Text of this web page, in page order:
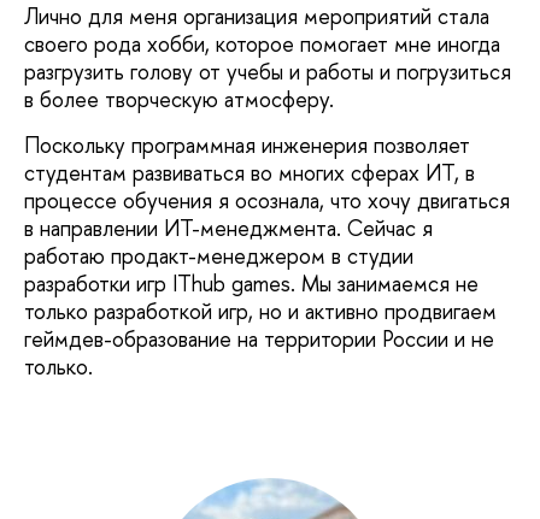
Лично для меня организация мероприятий стала
своего рода хобби, которое помогает мне иногда
разгрузить голову от учебы и работы и погрузиться
в более творческую атмосферу.
Поскольку программная инженерия позволяет
студентам развиваться во многих сферах ИТ, в
процессе обучения я осознала, что хочу двигаться
в направлении ИТ-менеджмента. Сейчас я
работаю продакт-менеджером в студии
разработки игр IThub games. Мы занимаемся не
только разработкой игр, но и активно продвигаем
геймдев-образование на территории России и не
только.